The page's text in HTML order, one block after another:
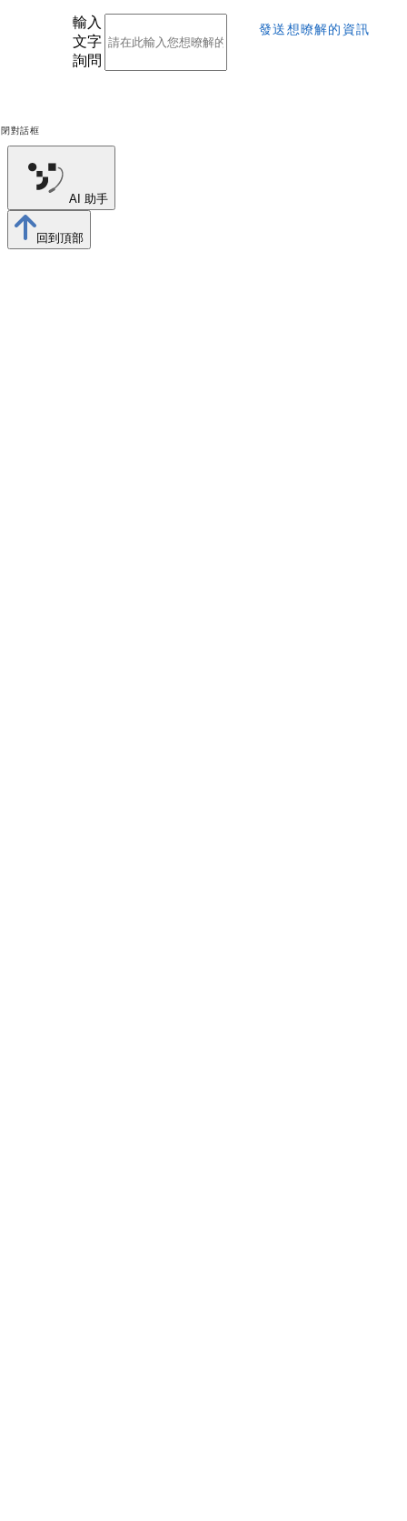
輸入
文字
詢問
發送想暸解的資訊
對話框
AI 助手
回到頂部